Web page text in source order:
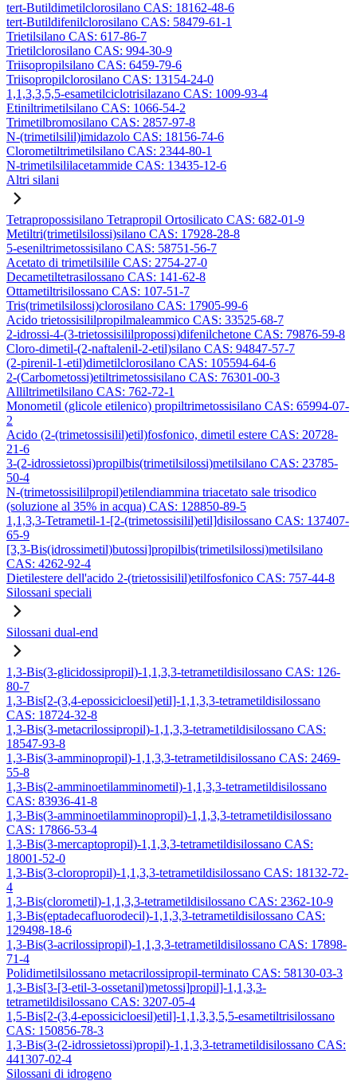
tert-Butildimetilclorosilano CAS: 18162-48-6
tert-Butildifenilclorosilano CAS: 58479-61-1
Trietilsilano CAS: 617-86-7
Trietilclorosilano CAS: 994-30-9
Triisopropilsilano CAS: 6459-79-6
Triisopropilclorosilano CAS: 13154-24-0
1,1,3,3,5,5-esametilciclotrisilazano CAS: 1009-93-4
Etiniltrimetilsilano CAS: 1066-54-2
Trimetilbromosilano CAS: 2857-97-8
N-(trimetilsilil)imidazolo CAS: 18156-74-6
Clorometiltrimetilsilano CAS: 2344-80-1
N-trimetilsililacetammide CAS: 13435-12-6
Altri silani
Tetrapropossisilano Tetrapropil Ortosilicato CAS: 682-01-9
Metiltri(trimetilsilossi)silano CAS: 17928-28-8
5-eseniltrimetossisilano CAS: 58751-56-7
Acetato di trimetilsilile CAS: 2754-27-0
Decametiltetrasilossano CAS: 141-62-8
Ottametiltrisilossano CAS: 107-51-7
Tris(trimetilsilossi)clorosilano CAS: 17905-99-6
Acido trietossisililpropilmaleammico CAS: 33525-68-7
2-idrossi-4-(3-trietossisililpropossi)difenilchetone CAS: 79876-59-8
Cloro-dimetil-(2-naftalenil-2-etil)silano CAS: 94847-57-7
(2-pirenil-1-etil)dimetilclorosilano CAS: 105594-64-6
2-(Carbometossi)etiltrimetossisilano CAS: 76301-00-3
Alliltrimetilsilano CAS: 762-72-1
Monometil (glicole etilenico) propiltrimetossisilano CAS: 65994-07-
2
Acido (2-(trimetossisilil)etil)fosfonico, dimetil estere CAS: 20728-
21-6
3-(2-idrossietossi)propilbis(trimetilsilossi)metilsilano CAS: 23785-
50-4
N-(trimetossisililpropil)etilendiammina triacetato sale trisodico
(soluzione al 35% in acqua) CAS: 128850-89-5
1,1,3,3-Tetrametil-1-[2-(trimetossisilil)etil]disilossano CAS: 137407-
65-9
[3,3-Bis(idrossimetil)butossi]propilbis(trimetilsilossi)metilsilano
CAS: 4262-92-4
Dietilestere dell'acido 2-(trietossisilil)etilfosfonico CAS: 757-44-8
Silossani speciali
Silossani dual-end
1,3-Bis(3-glicidossipropil)-1,1,3,3-tetrametildisilossano CAS: 126-
80-7
1,3-Bis[2-(3,4-epossicicloesil)etil]-1,1,3,3-tetrametildisilossano
CAS: 18724-32-8
1,3-Bis(3-metacrilossipropil)-1,1,3,3-tetrametildisilossano CAS:
18547-93-8
1,3-Bis(3-amminopropil)-1,1,3,3-tetrametildisilossano CAS: 2469-
55-8
1,3-Bis(2-amminoetilamminometil)-1,1,3,3-tetrametildisilossano
CAS: 83936-41-8
1,3-Bis(3-amminoetilamminopropil)-1,1,3,3-tetrametildisilossano
CAS: 17866-53-4
1,3-Bis(3-mercaptopropil)-1,1,3,3-tetrametildisilossano CAS:
18001-52-0
1,3-Bis(3-cloropropil)-1,1,3,3-tetrametildisilossano CAS: 18132-72-
4
1,3-Bis(clorometil)-1,1,3,3-tetrametildisilossano CAS: 2362-10-9
1,3-Bis(eptadecafluorodecil)-1,1,3,3-tetrametildisilossano CAS:
129498-18-6
1,3-Bis(3-acrilossipropil)-1,1,3,3-tetrametildisilossano CAS: 17898-
71-4
Polidimetilsilossano metacrilossipropil-terminato CAS: 58130-03-3
1,3-Bis[3-[3-etil-3-ossetanil)metossi]propil]-1,1,3,3-
tetrametildisilossano CAS: 3207-05-4
1,5-Bis[2-(3,4-epossicicloesil)etil]-1,1,3,3,5,5-esametiltrisilossano
CAS: 150856-78-3
1,3-Bis(3-(2-idrossietossi)propil)-1,1,3,3-tetrametildisilossano CAS:
441307-02-4
Silossani di idrogeno